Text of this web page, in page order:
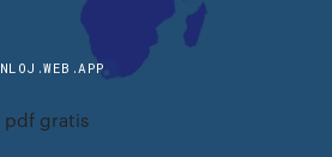
pdf gratis